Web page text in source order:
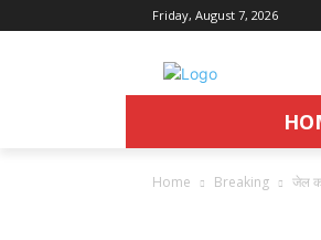
Friday, August 7, 2026
Home Breaking जेल